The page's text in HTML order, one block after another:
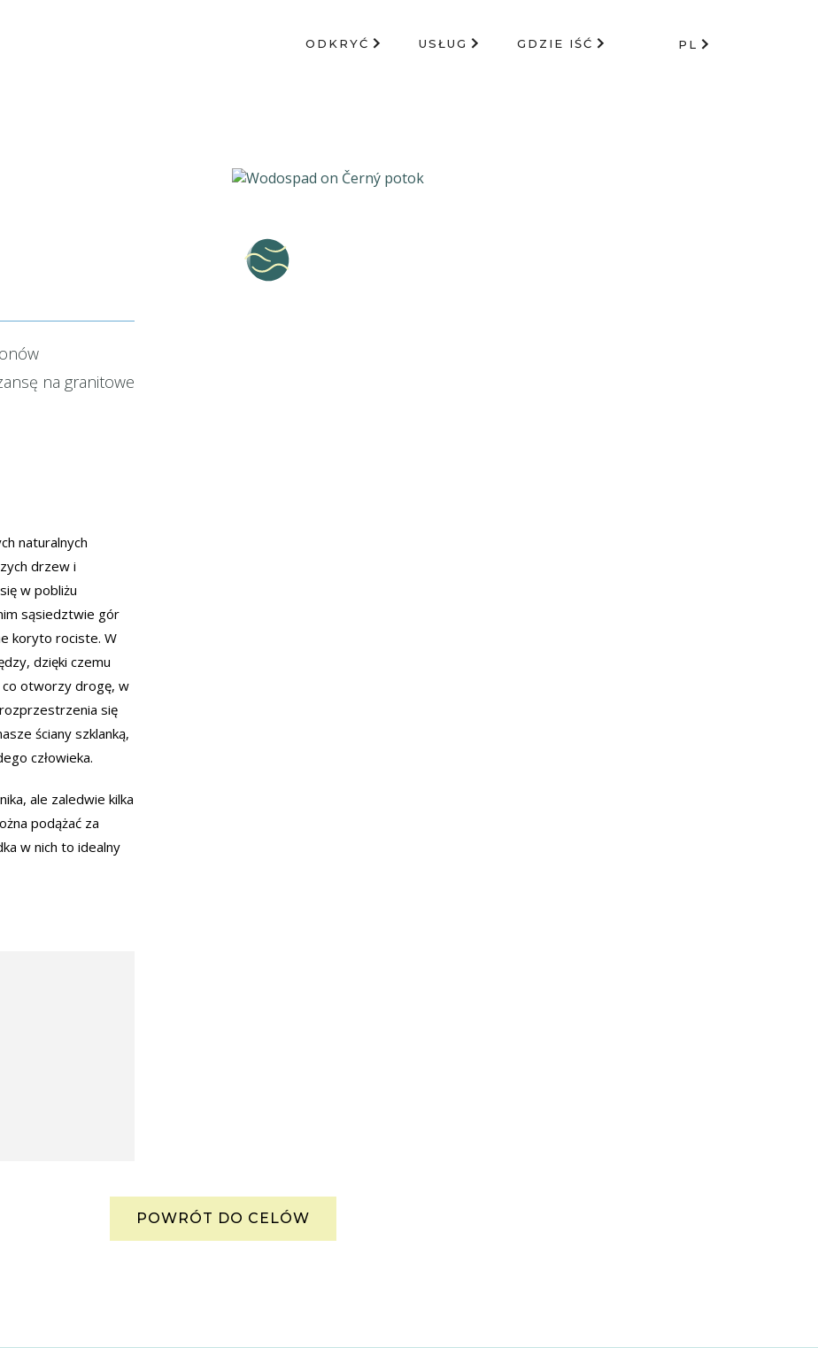
ODKRYĆ USŁUG GDZIE IŚĆ PL
na granitowe
naturalnych
drzew i
w pobliżu
sąsiedztwie gór
koryto rociste. W
dzięki czemu
co otworzy drogę, w
się
ściany szklanką,
człowieka.
ale zaledwie kilka
podążać za
w nich to idealny
POWRÓT DO CELÓW